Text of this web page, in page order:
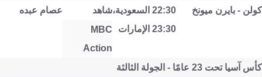
كولن - بايرن ميونخ
22:30 السعودية،
23:30 الإمارات
شاهد
عصام عبده
MBC
Action
كأس آسيا تحت 23 عامًا - الجولة الثالثة